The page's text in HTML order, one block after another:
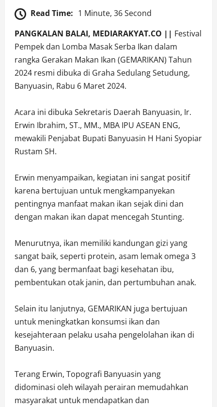
Read Time: 1 Minute, 36 Second
PANGKALAN BALAI, MEDIARAKYAT.CO || Festival
Pempek dan Lomba Masak Serba Ikan dalam
rangka Gerakan Makan Ikan (GEMARIKAN) Tahun
2024 resmi dibuka di Graha Sedulang Setudung,
Banyuasin, Rabu 6 Maret 2024.
Acara ini dibuka Sekretaris Daerah Banyuasin, Ir.
Erwin Ibrahim, ST., MM., MBA IPU ASEAN ENG,
mewakili Penjabat Bupati Banyuasin H Hani Syopiar
Rustam SH.
Erwin menyampaikan, kegiatan ini sangat positif
karena bertujuan untuk mengkampanyekan
pentingnya manfaat makan ikan sejak dini dan
dengan makan ikan dapat mencegah Stunting.
Menurutnya, ikan memiliki kandungan gizi yang
sangat baik, seperti protein, asam lemak omega 3
dan 6, yang bermanfaat bagi kesehatan ibu,
pembentukan otak janin, dan pertumbuhan anak.
Selain itu lanjutnya, GEMARIKAN juga bertujuan
untuk meningkatkan konsumsi ikan dan
kesejahteraan pelaku usaha pengelolahan ikan di
Banyuasin.
Terang Erwin, Topografi Banyuasin yang
didominasi oleh wilayah perairan memudahkan
masyarakat untuk mendapatkan dan